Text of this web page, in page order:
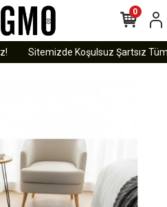
Sitemizde Koşulsuz Şartsız Tüm
0